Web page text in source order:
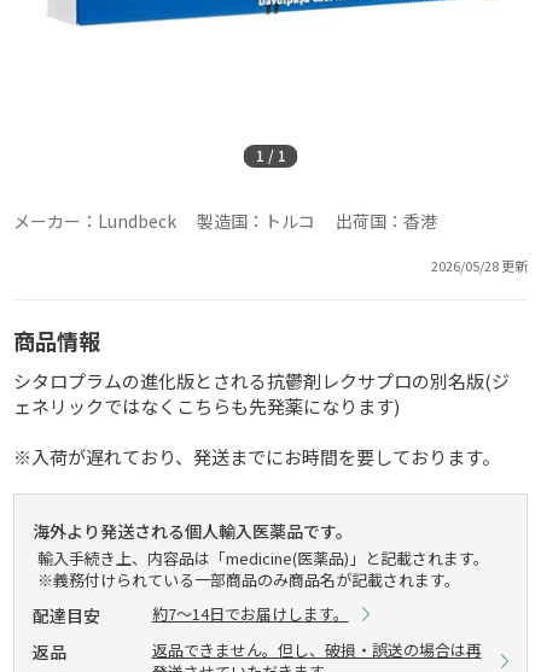
1 / 1
メーカー：Lundbeck 製造国：トルコ 出荷国：香港
2026/05/28 更新
商品情報
シタロプラムの進化版とされる抗鬱剤レクサプロの別名版(ジ
ェネリックではなくこちらも先発薬になります)
※入荷が遅れており、発送までにお時間を要しております。
海外より発送される個人輸入医薬品です。
輸入手続き上、内容品は「medicine(医薬品)」と記載されます。
※義務付けられている一部商品のみ商品名が記載されます。
配達目安 約7～14日でお届けします。
返品
返品できません。但し、破損・誤送の場合は再